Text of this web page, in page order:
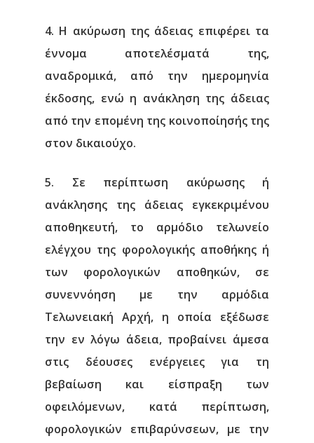
4. Η ακύρωση της άδειας επιφέρει τα
έννομα αποτελέσματά της,
αναδρομικά, από την ημερομηνία
έκδοσης, ενώ η ανάκληση της άδειας
από την επομένη της κοινοποίησής της
στον δικαιούχο.
5. Σε περίπτωση ακύρωσης ή
ανάκλησης της άδειας εγκεκριμένου
αποθηκευτή, το αρμόδιο τελωνείο
ελέγχου της φορολογικής αποθήκης ή
των φορολογικών αποθηκών, σε
συνεννόηση με την αρμόδια
Τελωνειακή Αρχή, η οποία εξέδωσε
την εν λόγω άδεια, προβαίνει άμεσα
στις δέουσες ενέργειες για τη
βεβαίωση και είσπραξη των
οφειλόμενων, κατά περίπτωση,
φορολογικών επιβαρύνσεων, με την